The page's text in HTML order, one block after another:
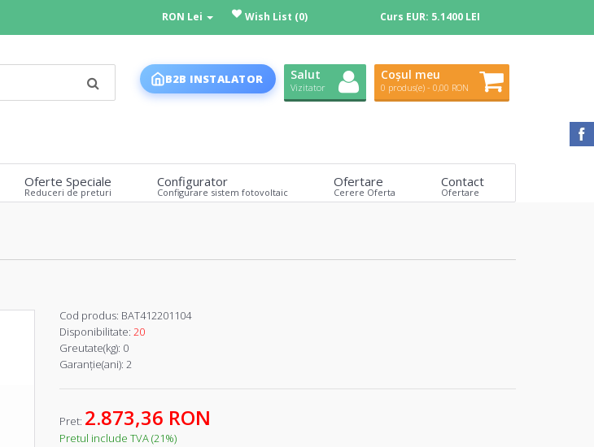
RON Lei Wish List (0) Curs EUR: 5.1400 LEI
B2B INSTALATOR Salut
Vizitator
Coșul meu
0 produs(e) - 0,00 RON
Oferte Speciale
Reduceri de preturi
Configurator
Configurare sistem fotovoltaic
Ofertare
Cerere Oferta
Contact
Ofertare
Cod produs: BAT412201104
Disponibilitate: 20
Greutate(kg): 0
Garanţie(ani): 2
Pret: 2.873,36 RON
Pretul include TVA (21%)